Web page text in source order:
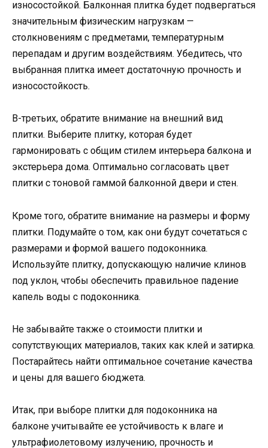
износостойкой. Балконная плитка будет подвергаться
значительным физическим нагрузкам —
столкновениям с предметами, температурным
перепадам и другим воздействиям. Убедитесь, что
выбранная плитка имеет достаточную прочность и
износостойкость.
В-третьих, обратите внимание на внешний вид
плитки. Выберите плитку, которая будет
гармонировать с общим стилем интерьера балкона и
экстерьера дома. Оптимально согласовать цвет
плитки с тоновой гаммой балконной двери и стен.
Кроме того, обратите внимание на размеры и форму
плитки. Подумайте о том, как они будут сочетаться с
размерами и формой вашего подоконника.
Используйте плитку, допускающую наличие клинов
под уклон, чтобы обеспечить правильное падение
капель воды с подоконника.
Не забывайте также о стоимости плитки и
сопутствующих материалов, таких как клей и затирка.
Постарайтесь найти оптимальное сочетание качества
и цены для вашего бюджета.
Итак, при выборе плитки для подоконника на
балконе учитывайте ее устойчивость к влаге и
ультрафиолетовому излучению, прочность и